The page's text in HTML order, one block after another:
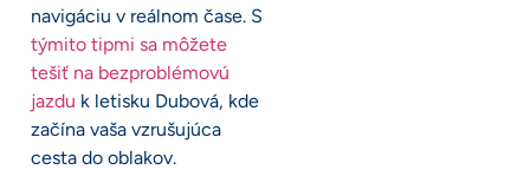
navigáciu v reálnom čase. S
týmito tipmi sa môžete
tešiť na bezproblémovú
jazdu k letisku Dubová, kde
začína vaša vzrušujúca
cesta do oblakov.